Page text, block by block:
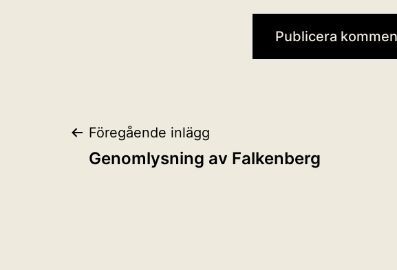
Inläggsnavigering
Föregående inlägg
Genomlysning av Falkenberg